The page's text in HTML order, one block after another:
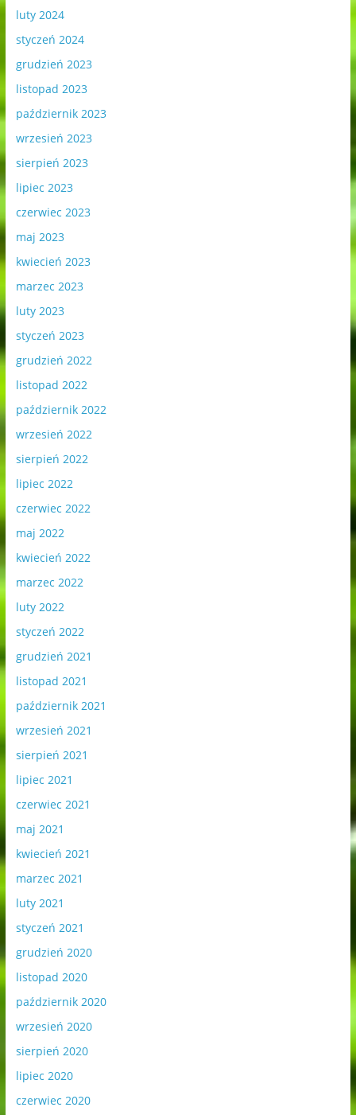
luty 2024
styczeń 2024
grudzień 2023
listopad 2023
październik 2023
wrzesień 2023
sierpień 2023
lipiec 2023
czerwiec 2023
maj 2023
kwiecień 2023
marzec 2023
luty 2023
styczeń 2023
grudzień 2022
listopad 2022
październik 2022
wrzesień 2022
sierpień 2022
lipiec 2022
czerwiec 2022
maj 2022
kwiecień 2022
marzec 2022
luty 2022
styczeń 2022
grudzień 2021
listopad 2021
październik 2021
wrzesień 2021
sierpień 2021
lipiec 2021
czerwiec 2021
maj 2021
kwiecień 2021
marzec 2021
luty 2021
styczeń 2021
grudzień 2020
listopad 2020
październik 2020
wrzesień 2020
sierpień 2020
lipiec 2020
czerwiec 2020